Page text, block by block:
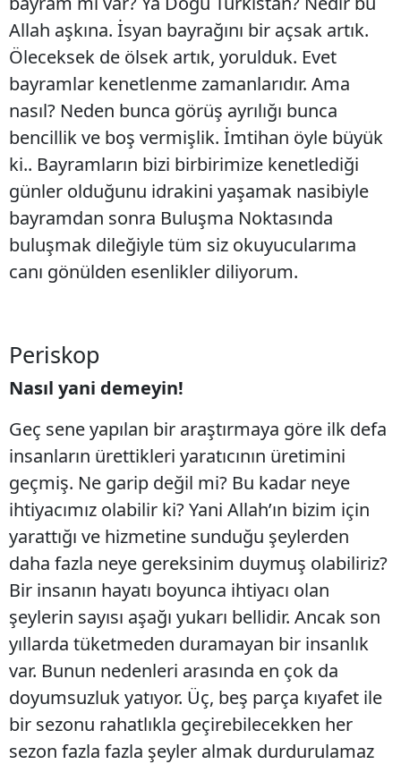
Allah aşkına. İsyan bayrağını bir açsak artık.
Öleceksek de ölsek artık, yorulduk. Evet
bayramlar kenetlenme zamanlarıdır. Ama
nasıl? Neden bunca görüş ayrılığı bunca
bencillik ve boş vermişlik. İmtihan öyle büyük
ki.. Bayramların bizi birbirimize kenetlediği
günler olduğunu idrakini yaşamak nasibiyle
bayramdan sonra Buluşma Noktasında
buluşmak dileğiyle tüm siz okuyucularıma
canı gönülden esenlikler diliyorum.
Periskop
Nasıl yani demeyin!
Geç sene yapılan bir araştırmaya göre ilk defa
insanların ürettikleri yaratıcının üretimini
geçmiş. Ne garip değil mi? Bu kadar neye
ihtiyacımız olabilir ki? Yani Allah’ın bizim için
yarattığı ve hizmetine sunduğu şeylerden
daha fazla neye gereksinim duymuş olabiliriz?
Bir insanın hayatı boyunca ihtiyacı olan
şeylerin sayısı aşağı yukarı bellidir. Ancak son
yıllarda tüketmeden duramayan bir insanlık
var. Bunun nedenleri arasında en çok da
doyumsuzluk yatıyor. Üç, beş parça kıyafet ile
bir sezonu rahatlıkla geçirebilecekken her
sezon fazla fazla şeyler almak durdurulamaz